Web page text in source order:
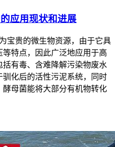
应用现状和进展
宝贵的微生物资源，由于它具
特点，因此广泛地应用于高
有毒、含难降解污染物废水
化后的活性污泥系统，同时
母菌能将大部分有机物转化